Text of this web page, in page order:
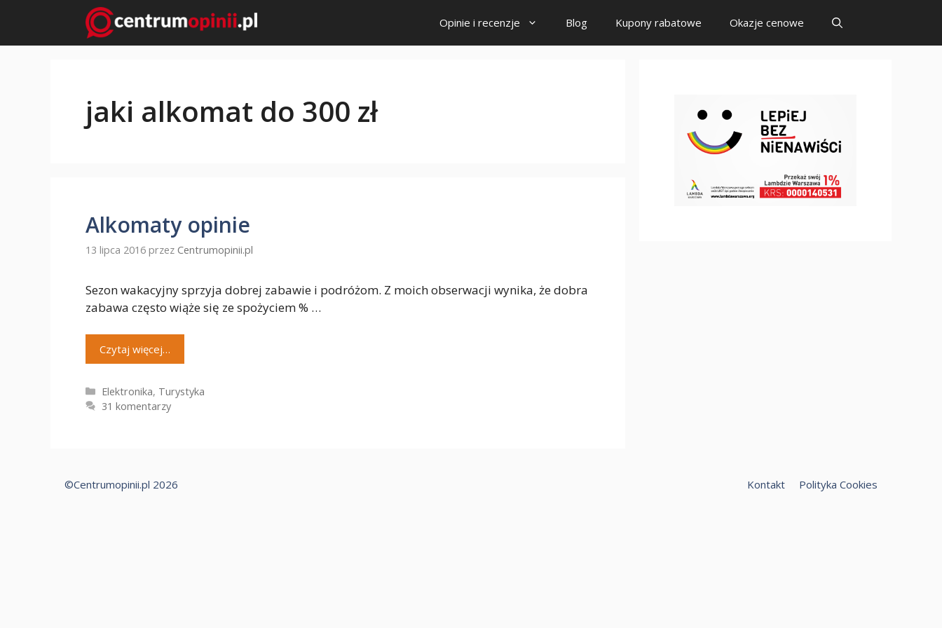
treści
Opinie i recenzje Blog Kupony rabatowe Okazje cenowe
jaki alkomat do 300 zł
Alkomaty opinie
13 lipca 2016 przez Centrumopinii.pl
Sezon wakacyjny sprzyja dobrej zabawie i podróżom. Z moich obserwacji wynika, że dobra
zabawa często wiąże się ze spożyciem % …
Czytaj więcej…
Kategorie
Elektronika, Turystyka
31 komentarzy
Kontakt Polityka Cookies
©Centrumopinii.pl 2026